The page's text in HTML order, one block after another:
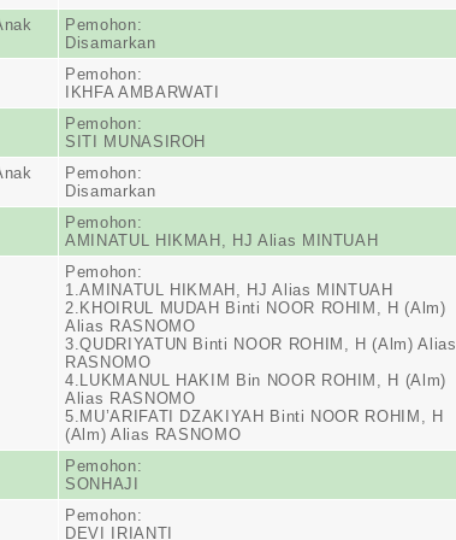
Pemohon:
Disamarkan
Pemohon:
IKHFA AMBARWATI
Pemohon:
SITI MUNASIROH
Pemohon:
Disamarkan
Pemohon:
AMINATUL HIKMAH, HJ Alias MINTUAH
Pemohon:
1.AMINATUL HIKMAH, HJ Alias MINTUAH
2.KHOIRUL MUDAH Binti NOOR ROHIM, H (Alm)
Alias RASNOMO
3.QUDRIYATUN Binti NOOR ROHIM, H (Alm) Alias
RASNOMO
4.LUKMANUL HAKIM Bin NOOR ROHIM, H (Alm)
Alias RASNOMO
5.MU’ARIFATI DZAKIYAH Binti NOOR ROHIM, H
(Alm) Alias RASNOMO
Pemohon:
SONHAJI
Pemohon:
DEVI IRIANTI